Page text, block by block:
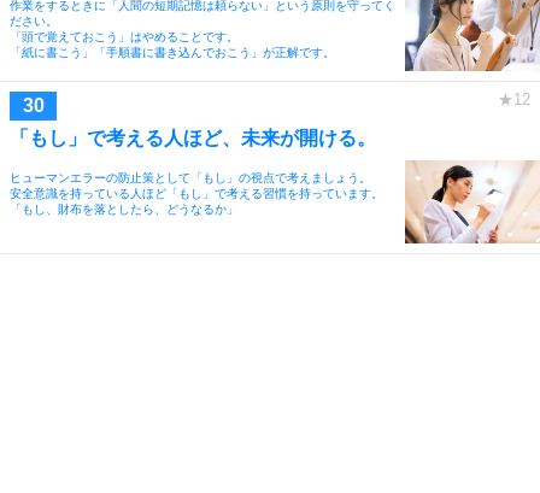
作業をするときに「人間の短期記憶は頼らない」という原則を守ってく
ださい。
「頭で覚えておこう」はやめることです。
「紙に書こう」「手順書に書き込んでおこう」が正解です。
「もし」で考える人ほど、未来が開ける。
ヒューマンエラーの防止策として「もし」の視点で考えましょう。
安全意識を持っている人ほど「もし」で考える習慣を持っています。
「もし、財布を落としたら、どうなるか」